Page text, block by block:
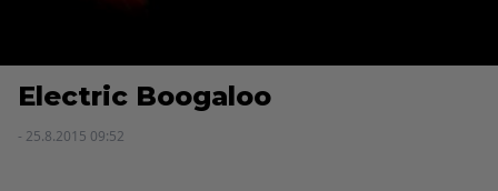
Electric Boogaloo
- 25.8.2015 09:52